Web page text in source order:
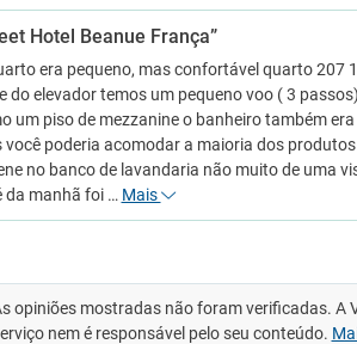
Hotel Beanue França”
era pequeno, mas confortável quarto 207
do elevador temos um pequeno voo ( 3
um piso de mezzanine o banheiro também era
você poderia acomodar a maioria dos produtos
no banco de lavandaria não muito de uma
da manhã foi … Mais
opiniões mostradas não foram verificadas. A
nem é responsável pelo seu conteúdo.